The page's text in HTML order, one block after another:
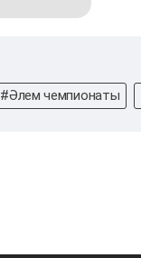
#Әлем чемпионаты